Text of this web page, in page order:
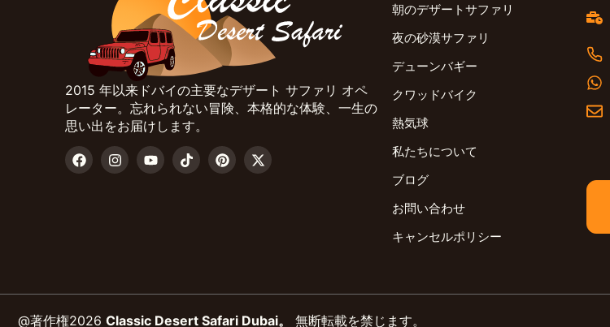
2015 年以来ドバイの主要なデザート サファリ オペ
レーター。忘れられない冒険、本格的な体験、一生の
思い出をお届けします。
朝のデザートサファリ
夜の砂漠サファリ
デューンバギー
クワッドバイク
熱気球
私たちについて
ブログ
お問い合わせ
キャンセルポリシー
@著作権2026 Classic Desert Safari Dubai。 無断転載を禁じます。